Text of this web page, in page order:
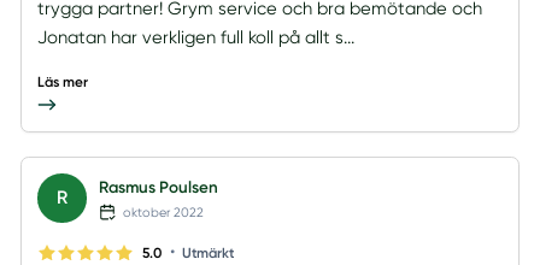
trygga partner! Grym service och bra bemötande och
Jonatan har verkligen full koll på allt s...
Läs mer
R Rasmus Poulsen
oktober 2022
5.0 • Utmärkt